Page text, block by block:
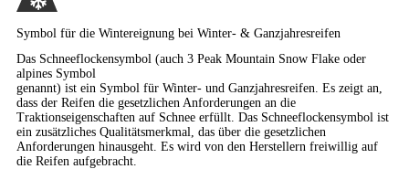
Symbol für die Wintereignung bei Winter- & Ganzjahresreifen
Das Schneeflockensymbol (auch 3 Peak Mountain Snow Flake oder
alpines Symbol
genannt) ist ein Symbol für Winter- und Ganzjahresreifen. Es zeigt an,
dass der Reifen die gesetzlichen Anforderungen an die
Traktionseigenschaften auf Schnee erfüllt. Das Schneeflockensymbol ist
ein zusätzliches Qualitätsmerkmal, das über die gesetzlichen
Anforderungen hinausgeht. Es wird von den Herstellern freiwillig auf
die Reifen aufgebracht.